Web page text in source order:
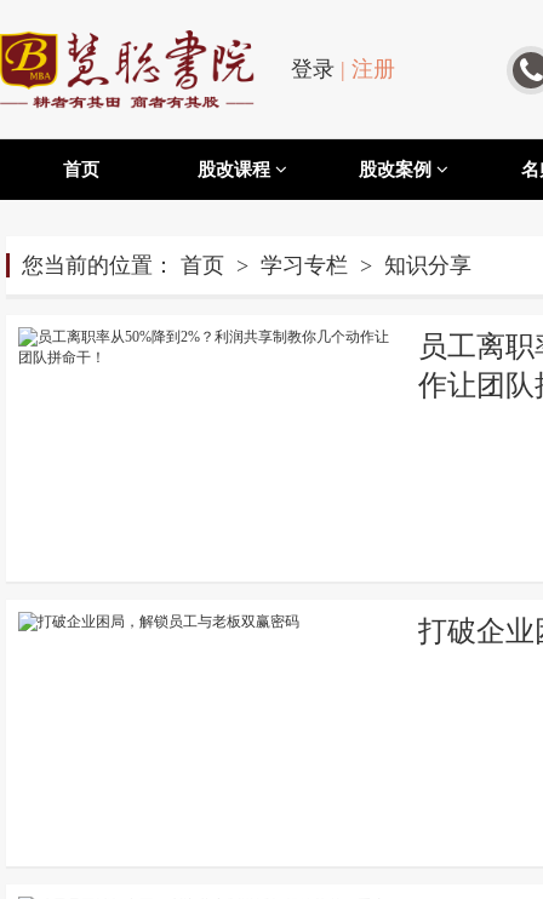
登录 | 注册
首页 股改课程 股改案例
您当前的位置： 首页 > 学习专栏 > 知识分享
员工离
作让团队
打破企业